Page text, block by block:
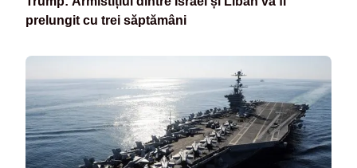
prelungit cu trei săptămâni